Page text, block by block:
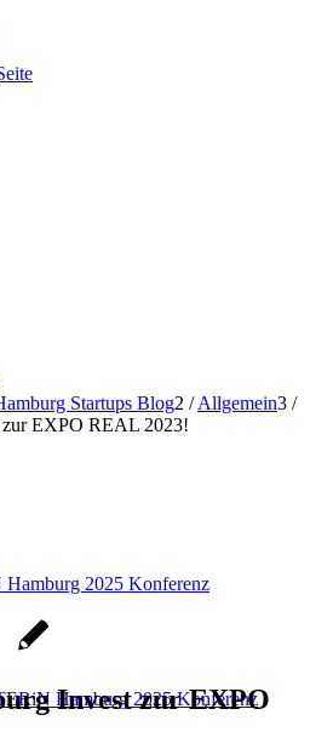
2025 Konferenz
Hamburg 2025 Konferenz
Startups Blog2 / Allgemein3 /
EXPO REAL 2023!
Invest zur EXPO